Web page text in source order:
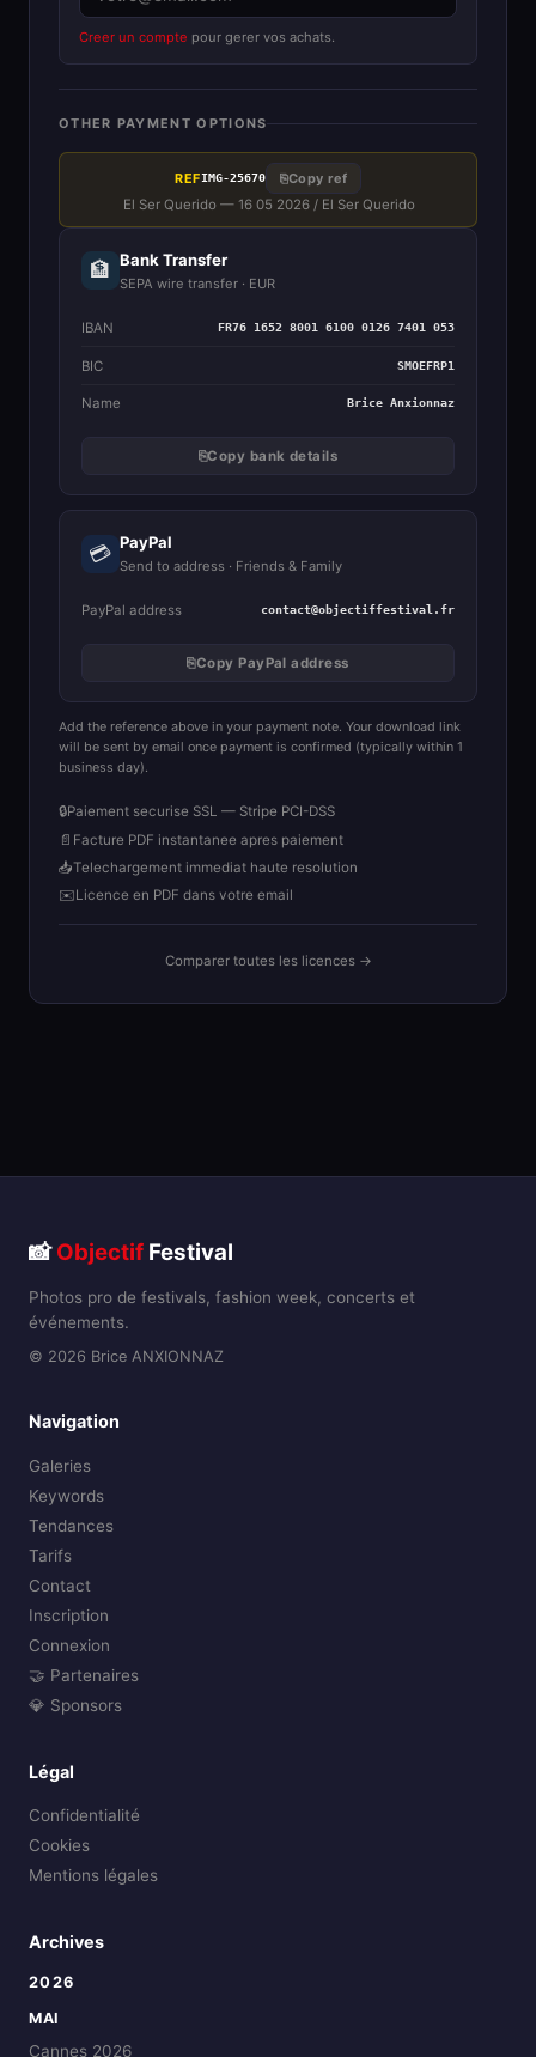
Creer un compte pour gerer vos achats.
OTHER PAYMENT OPTIONS
REFIMG-25670 ⎘Copy ref
El Ser Querido — 16 05 2026 / El Ser Querido
🏦 Bank Transfer
SEPA wire transfer · EUR
IBAN FR76 1652 8001 6100 0126 7401 053
BIC SMOEFRP1
Name Brice Anxionnaz
⎘Copy bank details
💳 PayPal
Send to address · Friends & Family
PayPal address contact@objectiffestival.fr
⎘Copy PayPal address
Add the reference above in your payment note. Your download link
will be sent by email once payment is confirmed (typically within 1
business day).
🔒Paiement securise SSL — Stripe PCI-DSS
📄 Facture PDF instantanee apres paiement
📥Telechargement immediat haute resolution
✉️Licence en PDF dans votre email
Comparer toutes les licences →
📸Objectif Festival
Photos pro de festivals, fashion week, concerts et
événements.
© 2026 Brice ANXIONNAZ
Navigation
Galeries
Keywords
Tendances
Tarifs
Contact
Inscription
Connexion
🤝 Partenaires
💎 Sponsors
Légal
Confidentialité
Cookies
Mentions légales
Archives
2026
MAI
Cannes 2026